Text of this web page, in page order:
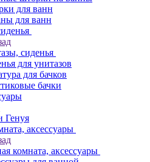
для ванн
для ванн
сиденья
для унитазов
для бачков
бачки
Генуя
аксессуары
комната, аксессуары